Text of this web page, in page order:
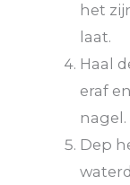
het
laat.
Haal
eraf
nagel.
Dep